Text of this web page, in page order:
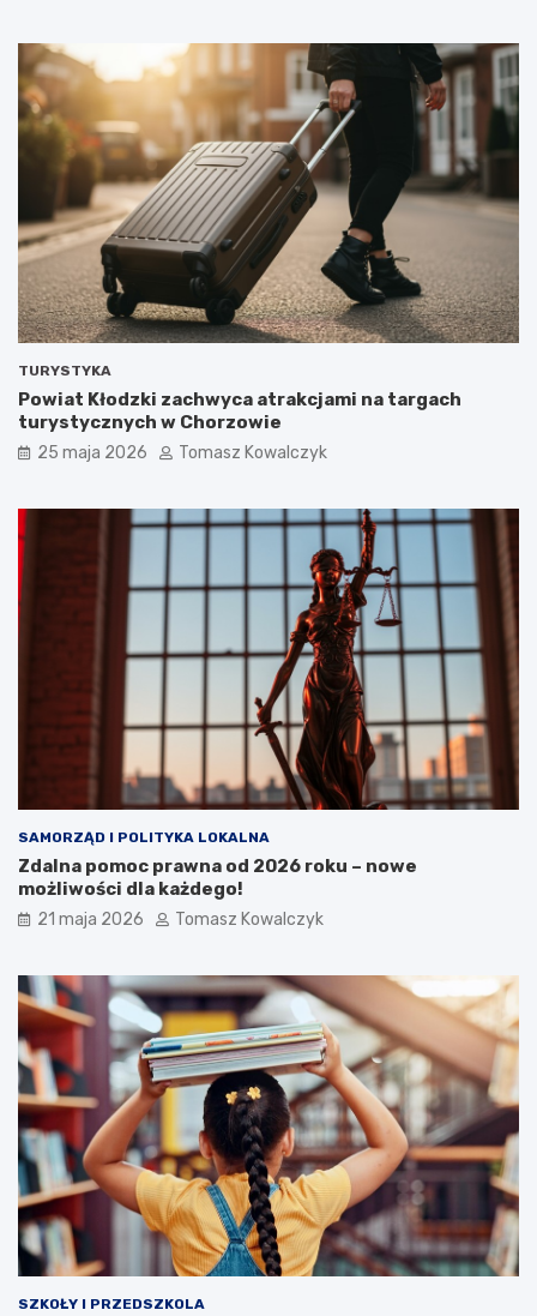
TURYSTYKA
Powiat Kłodzki zachwyca atrakcjami na targach
turystycznych w Chorzowie
25 maja 2026 Tomasz Kowalczyk
SAMORZĄD I POLITYKA LOKALNA
Zdalna pomoc prawna od 2026 roku – nowe
możliwości dla każdego!
21 maja 2026 Tomasz Kowalczyk
SZKOŁY I PRZEDSZKOLA